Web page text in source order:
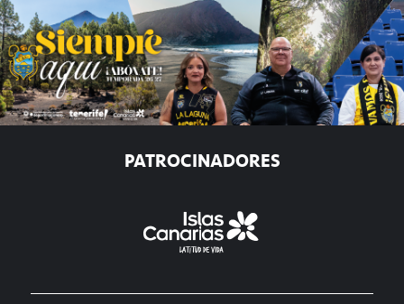
PATROCINADORES